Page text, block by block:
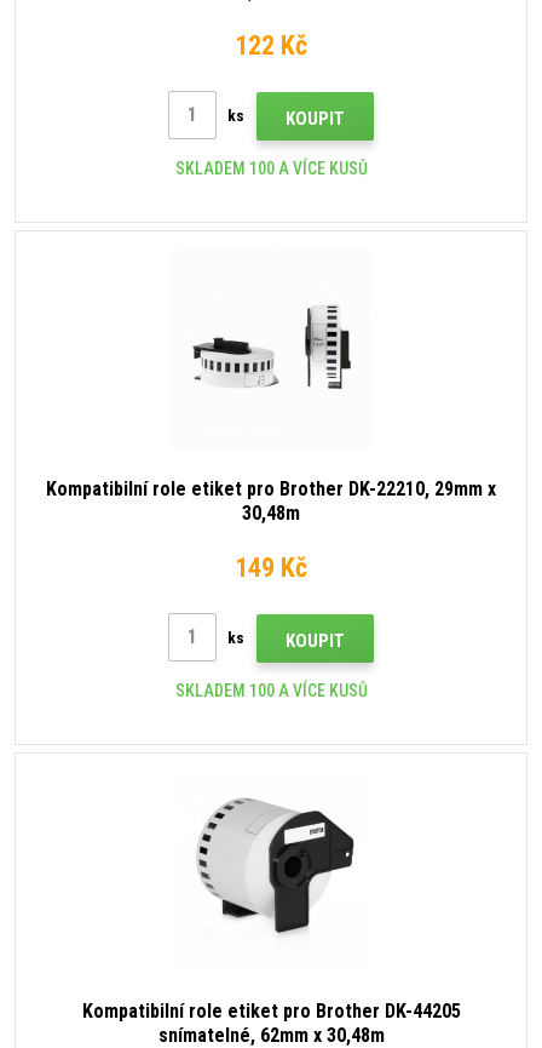
122 Kč
ks KOUPIT
SKLADEM 100 A VÍCE KUSŮ
Kompatibilní role etiket pro Brother DK-22210, 29mm x
30,48m
149 Kč
ks KOUPIT
SKLADEM 100 A VÍCE KUSŮ
Kompatibilní role etiket pro Brother DK-44205
snímatelné, 62mm x 30,48m